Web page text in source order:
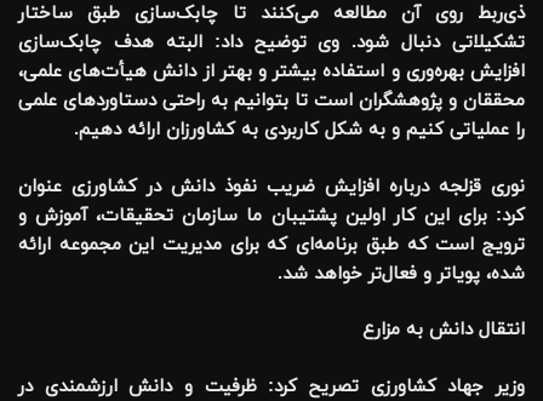
ذی‌ربط روی آن مطالعه می‌کنند تا چابک‌سازی طبق ساختار
تشکیلاتی دنبال شود. وی توضیح داد: البته هدف چابک‌سازی
افزایش بهره‌وری و استفاده بیشتر و بهتر از دانش هیأت‌های علمی،
محققان و پژوهشگران است تا بتوانیم به راحتی دستاوردهای علمی
را عملیاتی کنیم و به شکل کاربردی به کشاورزان ارائه دهیم.
نوری قزلجه درباره افزایش ضریب نفوذ دانش در کشاورزی عنوان
کرد: برای این کار اولین پشتیبان ما سازمان تحقیقات، آموزش و
ترویج است که طبق برنامه‌ای که برای مدیریت این مجموعه ارائه
شده، پویاتر و فعال‌تر خواهد شد.
انتقال دانش به مزارع
وزیر جهاد کشاورزی تصریح کرد: ظرفیت و دانش ارزشمندی در